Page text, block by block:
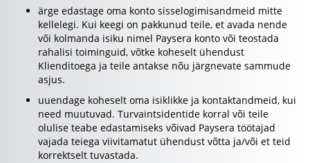
ärge edastage oma konto sisselogimisandmeid mitte
kellelegi. Kui keegi on pakkunud teile, et avada nende
või kolmanda isiku nimel Paysera konto või teostada
rahalisi toiminguid, võtke koheselt ühendust
Klienditoega ja teile antakse nõu järgnevate sammude
asjus.
uuendage koheselt oma isiklikke ja kontaktandmeid, kui
need muutuvad. Turvaintsidentide korral või teile
olulise teabe edastamiseks võivad Paysera töötajad
vajada teiega viivitamatut ühendust võtta ja/või et teid
korrektselt tuvastada.